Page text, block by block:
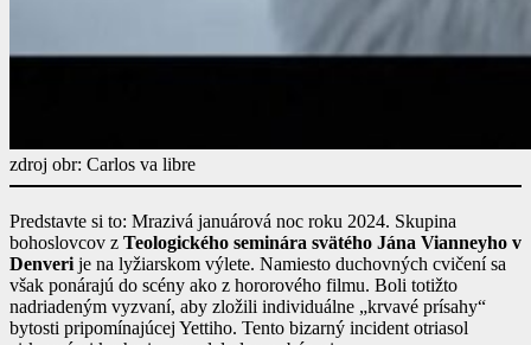
zdroj obr: Carlos va libre
Predstavte si to: Mrazivá januárová noc roku 2024. Skupina
bohoslovcov z Teologického seminára svätého Jána Vianneyho v
Denveri je na lyžiarskom výlete. Namiesto duchovných cvičení sa
však ponárajú do scény ako z hororového filmu. Boli totižto
nadriadeným vyzvaní, aby zložili individuálne „krvavé prísahy“
bytosti pripomínajúcej Yettiho. Tento bizarný incident otriasol